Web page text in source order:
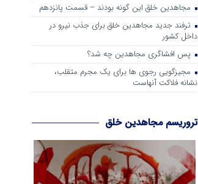
مجاهدین خلق این گونه بودند – قسمت پانزدهم
ترفند جدید مجاهدین خلق برای جذب نیرو در
داخل کشور
پس افشاگری مجاهدین چه شد؟
مجیزگویی رجوی ها برای یک مجرم متقلب،
نشانه فلاکت آنهاست
تروریسم مجاهدین خلق